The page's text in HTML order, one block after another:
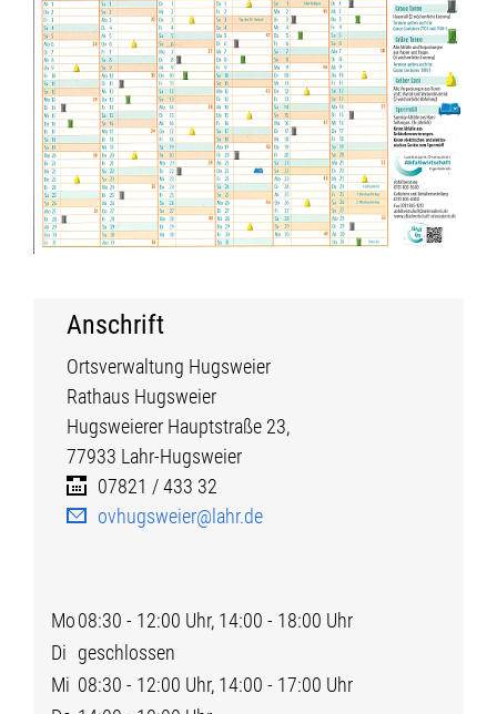
Anschrift
Ortsverwaltung Hugsweier
Rathaus Hugsweier
Hugsweierer Hauptstraße 23,
77933 Lahr-Hugsweier
07821 / 433 32
ovhugsweier@lahr.de
Mo08:30 - 12:00 Uhr, 14:00 - 18:00 Uhr
Di geschlossen
Mi 08:30 - 12:00 Uhr, 14:00 - 17:00 Uhr